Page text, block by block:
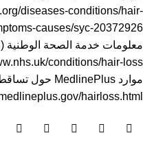
diseases-conditions/hair-
causes/syc-20372926
معلومات خدمة الصحة الوطنية (NHS) حول تساقط الشعر:
conditions/hair-loss/
موارد MedlinePlus حول تساقط الشعر:
hairloss.html